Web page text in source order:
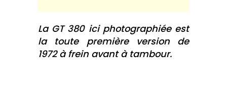
La GT 380 ici photographiée est
la toute première version de
1972 à frein avant à tambour.